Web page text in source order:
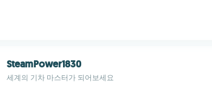
SteamPower1830
세계의 기차 마스터가 되어보세요